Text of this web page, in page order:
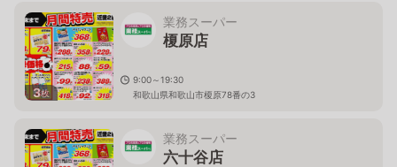
3枚
業務スーパー
榎原店
9:00～19:30
和歌山県和歌山市榎原78番の3
業務スーパー
六十谷店